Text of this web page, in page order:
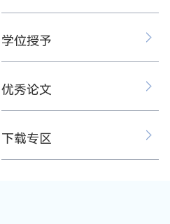
学位授予
优秀论文
下载专区